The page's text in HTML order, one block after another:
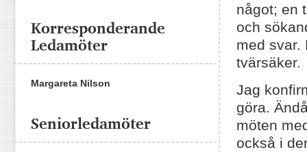
något; en
och
med svar.
tvärsäker.
Jag
göra.
möten
också i
Korresponderande
Ledamöter
Margareta Nilson
Seniorledamöter